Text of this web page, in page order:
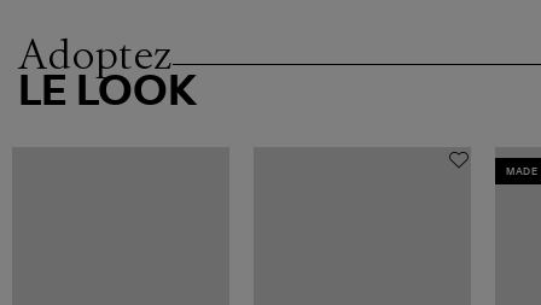
Adoptez
LE LOOK
MADE